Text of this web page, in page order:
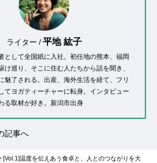
ライター / 平地 紘子
として全国紙に入社。初任地の熊本、福岡
け巡り、そこに住む人たちから話を聞き、
魅了される。出産、海外生活を経て、フリ
てヨガティーチャーに転身。インタビュー
る取材が好き。新潟市出身
記事へ
[Vol.1]温度を伝えあう食卓と、人とのつながりを大